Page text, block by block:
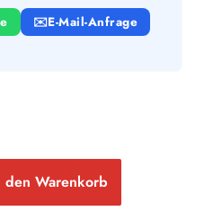
E-Mail-Anfrage
den Warenkorb